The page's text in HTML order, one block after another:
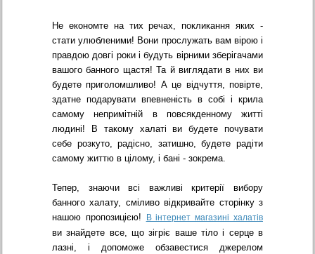
Не економте на тих речах, покликання яких -
стати улюбленими! Вони прослужать вам вірою і
правдою довгі роки і будуть вірними зберігачами
вашого банного щастя! Та й виглядати в них ви
будете приголомшливо! А це відчуття, повірте,
здатне подарувати впевненість в собі і крила
самому непримітній в повсякденному житті
людині! В такому халаті ви будете почувати
себе розкуто, радісно, затишно, будете радіти
самому життю в цілому, і бані - зокрема.
Тепер, знаючи всі важливі критерії вибору
банного халату, сміливо відкривайте сторінку з
нашою пропозицією!
В інтернет магазині халатів
ви знайдете все, що зігріє ваше тіло і серце в
лазні, і допоможе обзавестися джерелом